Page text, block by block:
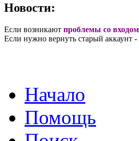
Новости:
Если возникают проблемы со входом
Если нужно вернуть старый аккаунт -
Начало
Помощь